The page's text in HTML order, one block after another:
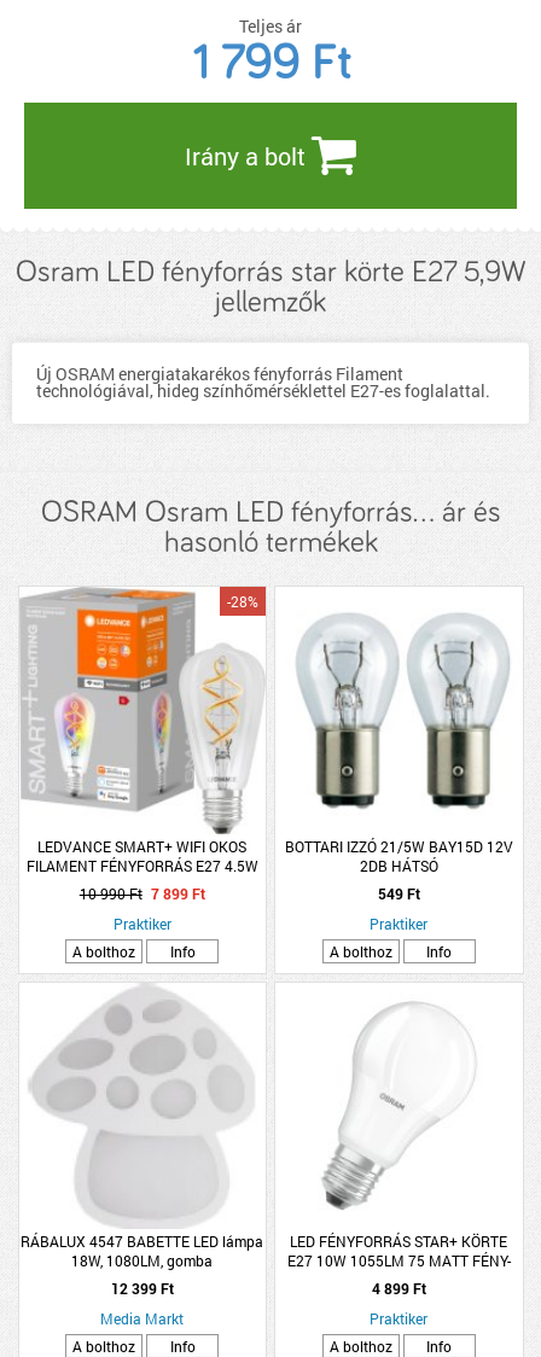
Teljes ár
1 799 Ft
Irány a bolt
Osram LED fényforrás star körte E27 5,9W
jellemzők
Új OSRAM energiatakarékos fényforrás Filament
technológiával, hideg színhőmérséklettel E27-es foglalattal.
OSRAM Osram LED fényforrás... ár és
hasonló termékek
LEDVANCE SMART+ WIFI OKOS
FILAMENT FÉNYFORRÁS E27 4.5W
300LM DIMMELHETŐ SZÍNES
-28%
10 990 Ft 7 899 Ft
Praktiker
A bolthoz
Info
BOTTARI IZZÓ 21/5W BAY15D 12V
2DB HÁTSÓ
549 Ft
Praktiker
A bolthoz
Info
RÁBALUX 4547 BABETTE LED lámpa
18W, 1080LM, gomba
12 399 Ft
Media Markt
A bolthoz
Info
LED FÉNYFORRÁS STAR+ KÖRTE
E27 10W 1055LM 75 MATT FÉNY-
SZENZOROS
4 899 Ft
Praktiker
A bolthoz
Info